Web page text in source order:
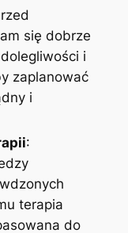
się dobrze
i
zaplanować
i
:
terapia
do